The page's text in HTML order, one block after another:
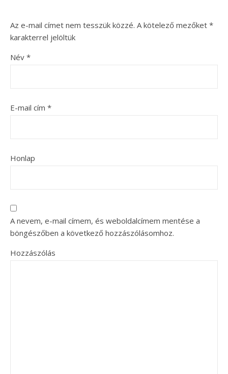
Az e-mail címet nem tesszük közzé. A kötelező mezőket *
karakterrel jelöltük
Név *
E-mail cím *
Honlap
A nevem, e-mail címem, és weboldalcímem mentése a
böngészőben a következő hozzászólásomhoz.
Hozzászólás